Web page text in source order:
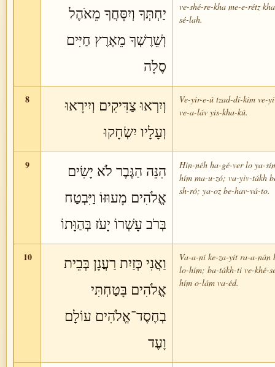
יַחְתְּךָ וְיִסָּחֲךָ מֵאֹהֶל
וְשֵׁרֶשְׁךָ מֵאֶרֶץ חַיִּים
סֶלָה
ve-shé-re-kha me-e-rétz
sé-lah.
8
וְיִרְאוּ צַדִּיקִים וְיִירָאוּ
וְעָלָיו יִשְׂחָקוּ
Ve-yir-e-ú tzad-dí-kim ve-
ve-a-láv yis-kha-kú.
9
הִנֵּה הַגֶּבֶר לֹא יָשִׂים
אֱלֹהִים מָעוּזּוֹ וַיִּבְטַח
בְּרֹב עָשְׁרוֹ יָעֹז בְּהַוָּתוֹ
Hin-néh ha-gé-ver lo ya-
hím ma-u-zó; va-yiv-tákh
sh-ró; ya-oz be-hav-vá-to.
10
וַאֲנִי כְּזַיִת רַעֲנָן בְּבֵית
אֱלֹהִים בָּטַחְתִּי
בְחֶסֶד־אֱלֹהִים עוֹלָם
וָעֶד
Va-a-ní ke-za-yít ra-a-nán
lo-hím; ba-tákh-ti ve-khé-
hím o-lám va-éd.